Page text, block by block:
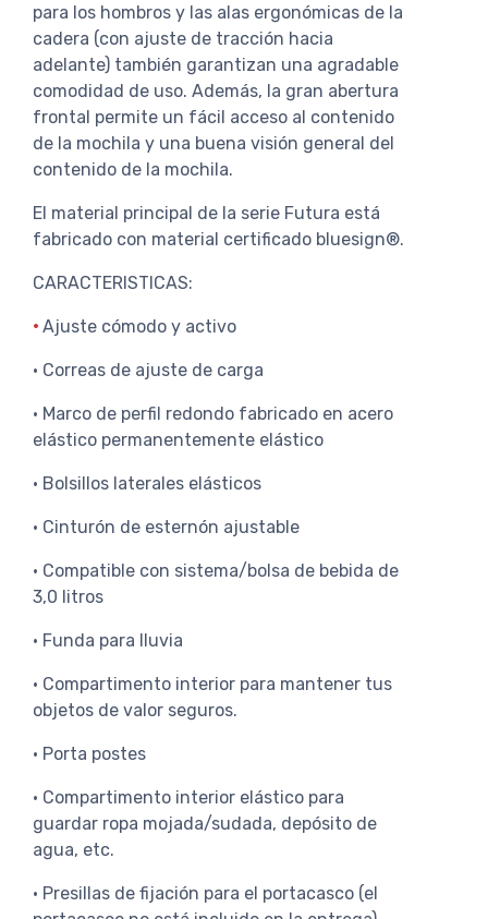
para los hombros y las alas ergonómicas de la
cadera (con ajuste de tracción hacia
adelante) también garantizan una agradable
comodidad de uso. Además, la gran abertura
frontal permite un fácil acceso al contenido
de la mochila y una buena visión general del
contenido de la mochila.
El material principal de la serie Futura está
fabricado con material certificado bluesign®.
CARACTERISTICAS:
• Ajuste cómodo y activo
• Correas de ajuste de carga
• Marco de perfil redondo fabricado en acero
elástico permanentemente elástico
• Bolsillos laterales elásticos
• Cinturón de esternón ajustable
• Compatible con sistema/bolsa de bebida de
3,0 litros
• Funda para lluvia
• Compartimento interior para mantener tus
objetos de valor seguros.
• Porta postes
• Compartimento interior elástico para
guardar ropa mojada/sudada, depósito de
agua, etc.
• Presillas de fijación para el portacasco (el